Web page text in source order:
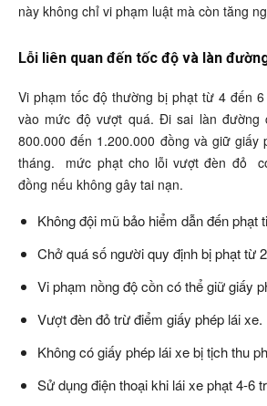
này không chỉ vi phạm luật mà còn tăng
Lỗi liên quan đến tốc độ và làn
Vi phạm tốc độ thường bị phạt từ 4 đến
vào mức độ vượt quá. Đi sai làn đường
800.000 đến 1.200.000 đồng và giữ giấy
tháng.
mức phạt cho lỗi vượt đèn đỏ
đồng nếu không gây tai nạn.
Không đội mũ bảo hiểm dẫn đến phạt
Chở quá số người quy định bị phạt từ
Vi phạm nồng độ cồn có thể giữ giấy
Vượt đèn đỏ trừ điểm giấy phép lái xe.
Không có giấy phép lái xe bị tịch thu
Sử dụng điện thoại khi lái xe phạt 4-6